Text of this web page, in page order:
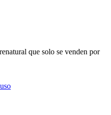
que solo se venden por